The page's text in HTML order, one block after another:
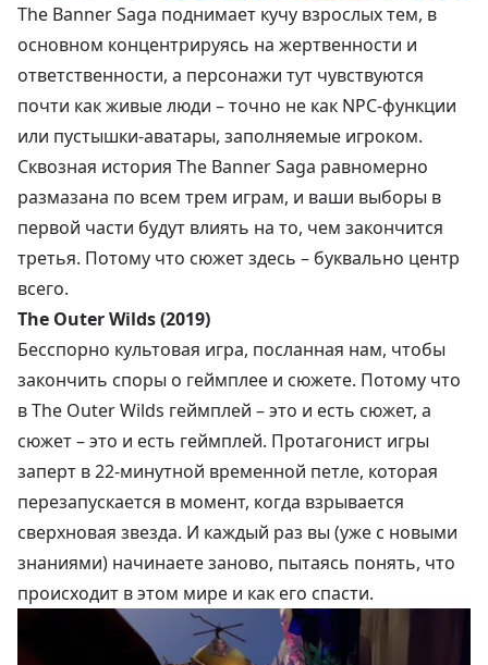
The Banner Saga поднимает кучу взрослых тем, в
основном концентрируясь на жертвенности и
ответственности, а персонажи тут чувствуются
почти как живые люди – точно не как NPC-функции
или пустышки-аватары, заполняемые игроком.
Сквозная история The Banner Saga равномерно
размазана по всем трем играм, и ваши выборы в
первой части будут влиять на то, чем закончится
третья. Потому что сюжет здесь – буквально центр
всего.
The Outer Wilds (2019)
Бесспорно культовая игра, посланная нам, чтобы
закончить споры о геймплее и сюжете. Потому что
в The Outer Wilds геймплей – это и есть сюжет, а
сюжет – это и есть геймплей. Протагонист игры
заперт в 22-минутной временной петле, которая
перезапускается в момент, когда взрывается
сверхновая звезда. И каждый раз вы (уже с новыми
знаниями) начинаете заново, пытаясь понять, что
происходит в этом мире и как его спасти.